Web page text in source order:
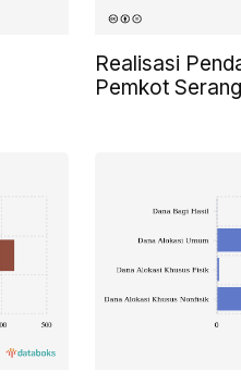
Realisasi
Pemkot